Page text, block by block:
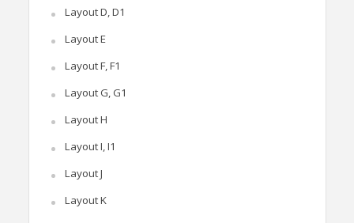
Layout D, D1
Layout E
Layout F, F1
Layout G, G1
Layout H
Layout I, I1
Layout J
Layout K